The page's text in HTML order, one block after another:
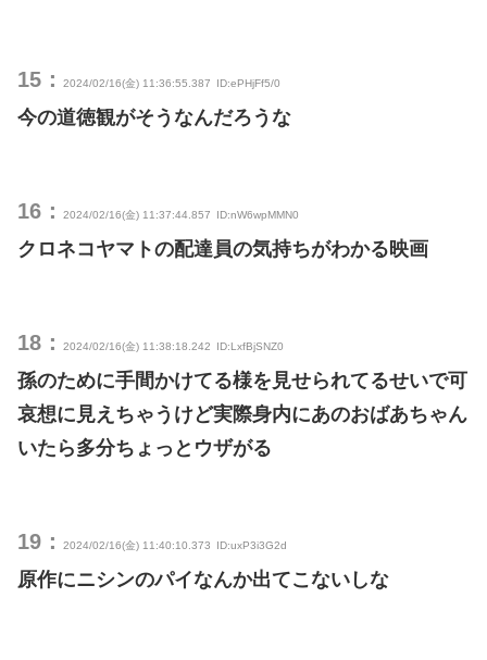
15： 2024/02/16(金) 11:36:55.387 ID:ePHjFf5/0
今の道徳観がそうなんだろうな
16： 2024/02/16(金) 11:37:44.857 ID:nW6wpMMN0
クロネコヤマトの配達員の気持ちがわかる映画
18： 2024/02/16(金) 11:38:18.242 ID:LxfBjSNZ0
孫のために手間かけてる様を見せられてるせいで可
哀想に見えちゃうけど実際身内にあのおばあちゃん
いたら多分ちょっとウザがる
19： 2024/02/16(金) 11:40:10.373 ID:uxP3i3G2d
原作にニシンのパイなんか出てこないしな